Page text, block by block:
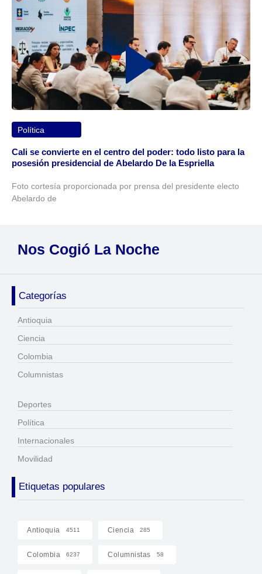
Política
Cali se convierte en el centro del poder: todo listo para la
posesión presidencial de Abelardo De la Espriella
Foto cortesía proporcionada por prensa del presidente electo
Abelardo de
Nos Cogió La Noche
Categorías
Antioquia
Ciencia
Colombia
Columnistas
Deportes
Política
Internacionales
Movilidad
Etiquetas populares
Antioquia 4511 Ciencia 285
Colombia 6237 Columnistas 58